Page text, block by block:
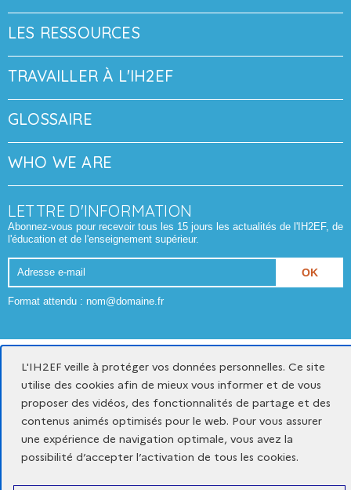
LES RESSOURCES
TRAVAILLER À L'IH2EF
GLOSSAIRE
WHO WE ARE
LETTRE D'INFORMATION
Abonnez-vous pour recevoir tous les 15 jours les actualités de l'IH2EF, de
l'éducation et de l'enseignement supérieur.
Adresse
e-
mail
Format attendu : nom@domaine.fr
Mentions légales
Données personnelles et cookies
Gestion des cookies
Accessibilité du site : partiellement conforme
x
-
youtube
-
linkedin
-
L'IH2EF veille à protéger vos données personnelles. Ce site
utilise des cookies afin de mieux vous informer et de vous
proposer des vidéos, des fonctionnalités de partage et des
contenus animés optimisés pour le web. Pour vous assurer
une expérience de navigation optimale, vous avez la
possibilité d’accepter l’activation de tous les cookies.